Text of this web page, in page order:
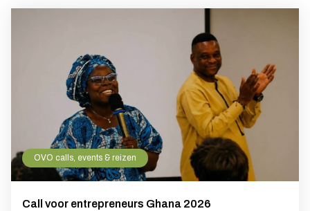
OVO calls, events & reizen
Call voor entrepreneurs Ghana 2026